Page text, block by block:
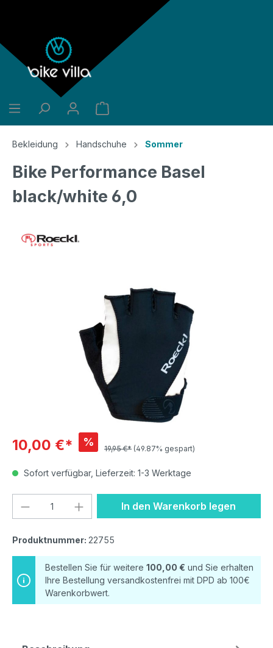
Bekleidung Handschuhe Sommer
Bike Performance Basel
black/white 6,0
10,00 €* %
19,95 €* (49.87% gespart)
Sofort verfügbar, Lieferzeit: 1-3 Werktage
Produkt Anzahl: Gib denIn den Warenkorb legen
Produktnummer: 22755
Bestellen Sie für weitere 100,00 € und Sie erhalten
Ihre Bestellung versandkostenfrei mit DPD ab 100€
Warenkorbwert.